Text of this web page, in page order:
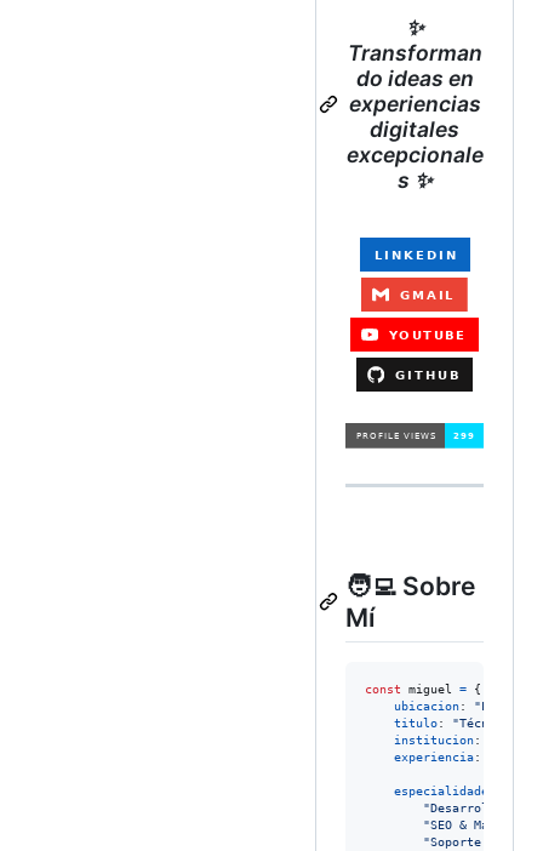
✨
Transforman
do ideas en
experiencias
digitales
excepcionale
s ✨
🧑‍💻 Sobre
Mí
const miguel =
{
ubicacion: "Lima,
titulo: "Técnico en
institucion:
experiencia:
especialidades
"Desarrollo Web
"SEO &
"Soporte TI &